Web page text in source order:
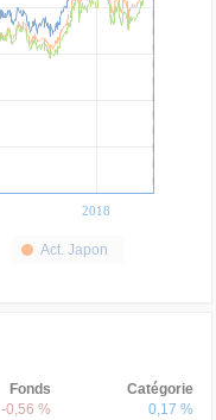
2018
Act. Japon
Fonds
Catégorie
-0,56 %
0,17 %